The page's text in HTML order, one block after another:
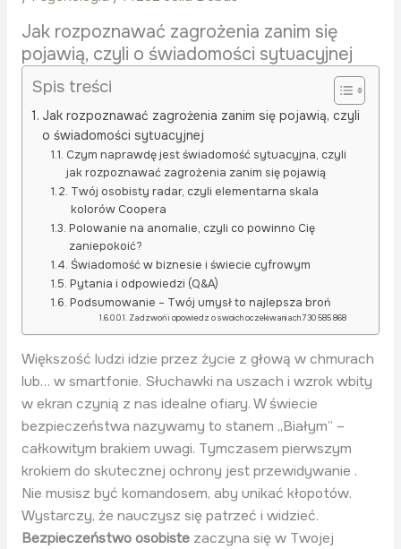
Jak rozpoznawać zagrożenia zanim się
pojawią, czyli o świadomości sytuacyjnej
Spis treści
Jak rozpoznawać zagrożenia zanim się pojawią, czyli
o świadomości sytuacyjnej
Czym naprawdę jest świadomość sytuacyjna, czyli
jak rozpoznawać zagrożenia zanim się pojawią
Twój osobisty radar, czyli elementarna skala
kolorów Coopera
Polowanie na anomalie, czyli co powinno Cię
zaniepokoić?
Świadomość w biznesie i świecie cyfrowym
Pytania i odpowiedzi (Q&A)
Podsumowanie – Twój umysł to najlepsza broń
Zadzwoń i opowiedz o swoich oczekiwaniach 730 585 868
Większość ludzi idzie przez życie z głową w chmurach
lub… w smartfonie. Słuchawki na uszach i wzrok wbity
w ekran czynią z nas idealne ofiary. W świecie
bezpieczeństwa nazywamy to stanem „Białym” –
całkowitym brakiem uwagi. Tymczasem pierwszym
krokiem do skutecznej ochrony jest przewidywanie .
Nie musisz być komandosem, aby unikać kłopotów.
Wystarczy, że nauczysz się patrzeć i widzieć.
Bezpieczeństwo osobistezaczyna się w Twojej